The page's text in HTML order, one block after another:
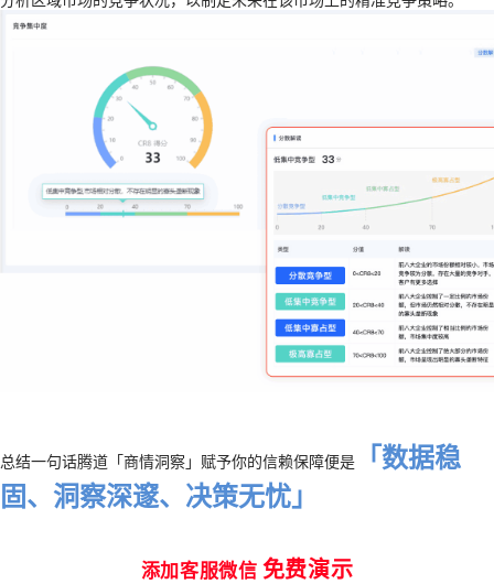
总结一句话腾道「商情洞察」赋予你的信赖保障便是
「数据稳
固、洞察深邃、决策无忧」
添加客服微信 免费演示